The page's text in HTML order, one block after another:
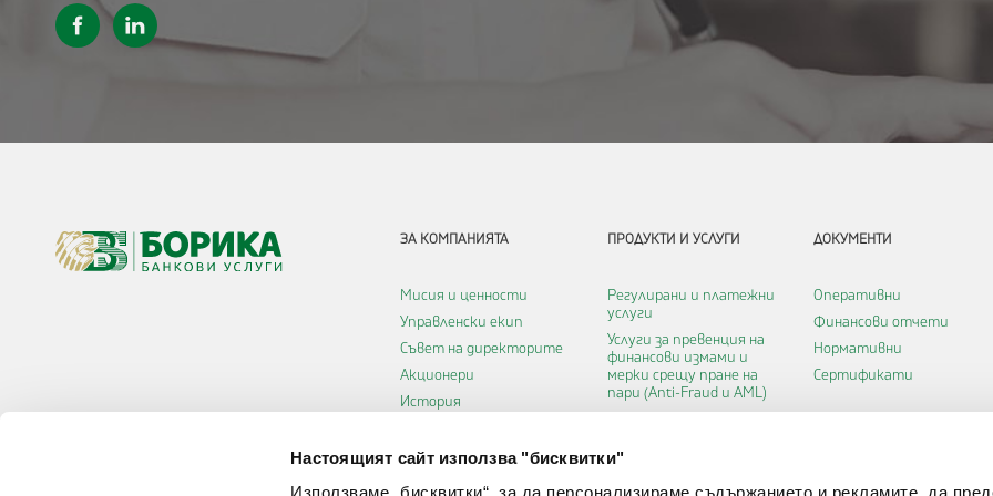
Настоящият сайт използва "бисквитки"
ЗА КОМПАНИЯТА
Мисия и ценности
Управленски екип
Съвет на директорите
Акционери
История
Декларация за
ПРОДУКТИ И УСЛУГИ
Регулирани и платежни
услуги
Услуги за превенция на
финансови измами и
мерки срещу пране на
пари (Anti-Fraud и AML)
ДОКУМЕНТИ
Оперативни
Финансови отчети
Нормативни
Сертификати